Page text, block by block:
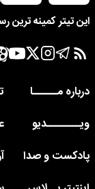
این تیتر کمینه ترین
درباره مــــــا
ویــــــــدیو
پادکست و صدا